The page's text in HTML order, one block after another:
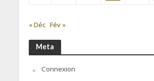
« Déc Fév »
Meta
Connexion